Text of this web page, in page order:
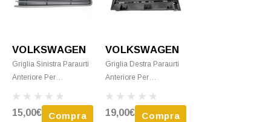
VOLKSWAGEN
Griglia Sinistra Paraurti
Anteriore Per
Dal 2014 Al 2017
Modello Comfortline,
15,00€ Compra
VOLKSWAGEN
Griglia Destra Paraurti
Anteriore Per
6 Dal 2017 Nera, Nuova
19,00€ Compra